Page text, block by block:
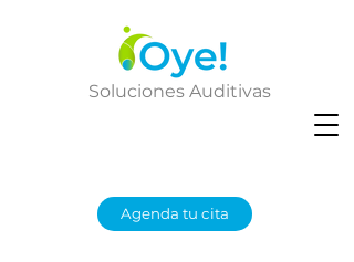
Soluciones Auditivas
Agenda tu cita